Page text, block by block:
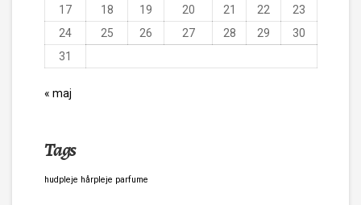
17
18 19 20 21 22
23
24
25 26 27 28 29
30
31
« maj
Tags
hudpleje hårpleje parfume